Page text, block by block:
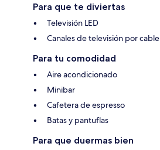
Para que te diviertas
Televisión LED
Canales de televisión por cable
Para tu comodidad
Aire acondicionado
Minibar
Cafetera de espresso
Batas y pantuflas
Para que duermas bien